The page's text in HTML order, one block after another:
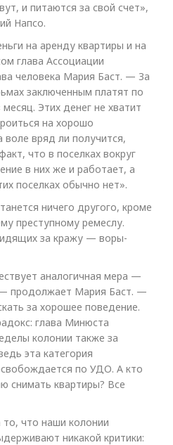
и питаются за свой счет»,
Напсо.
на аренду квартиры и на
глава Ассоциации
человека Мария Баст. — За
заключенным платят по
Этих денег не хватит
на хорошо
вряд ли получится,
что в поселках вокруг
в них же и работает, а
поселках обычно нет».
ничего другого, кроме
преступному ремеслу.
за кражу — воры-
аналогичная мера —
продолжает Мария Баст. —
за хорошее поведение.
глава Минюста
колонии также за
эта категория
по УДО. А кто
снимать квартиры? Все
что наши колонии
никакой критики: